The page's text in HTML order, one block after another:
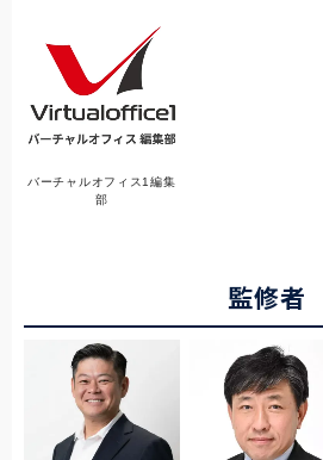
バーチャルオフィス1編集
部
監修者